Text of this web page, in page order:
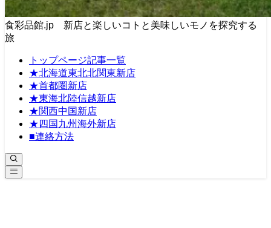
食彩品館.jp 新店と楽しいコトと美味しいモノを探究する
旅
トップページ記事一覧
★北海道東北北関東新店
★首都圏新店
★東海北陸信越新店
★関西中国新店
★四国九州海外新店
■連絡方法